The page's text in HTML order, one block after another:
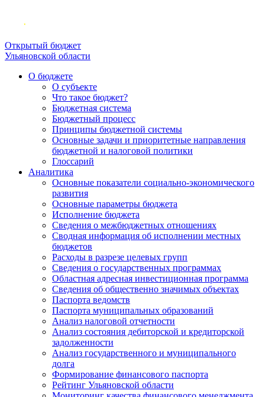
Открытый бюджет
Ульяновской области
О бюджете
О субъекте
Что такое бюджет?
Бюджетная система
Бюджетный процесс
Принципы бюджетной системы
Основные задачи и приоритетные направления
бюджетной и налоговой политики
Глоссарий
Аналитика
Основные показатели социально-экономического
развития
Основные параметры бюджета
Исполнение бюджета
Сведения о межбюджетных отношениях
Сводная информация об исполнении местных
бюджетов
Расходы в разрезе целевых групп
Сведения о государственных программах
Областная адресная инвестиционная программа
Сведения об общественно значимых объектах
Паспорта ведомств
Паспорта муниципальных образований
Анализ налоговой отчетности
Анализ состояния дебиторской и кредиторской
задолженности
Анализ государственного и муниципального
долга
Формирование финансового паспорта
Рейтинг Ульяновской области